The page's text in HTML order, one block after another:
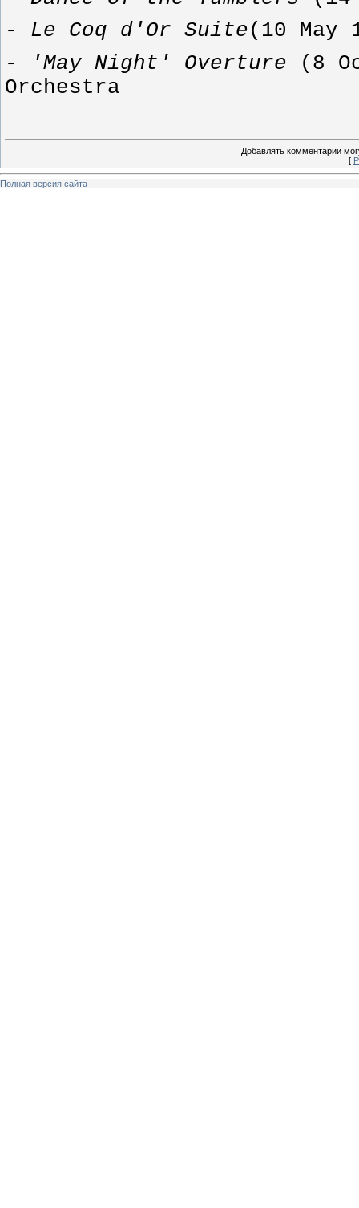
- Le Coq d'Or Suite (10 May
-
'May Night' Overture ( 8
Orchestra
Добавлять комментарии
[
Полная версия сайта